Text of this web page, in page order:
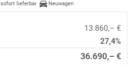
sofort lieferbar Neuwagen
13.860,– €
27,4%
36.690,– €